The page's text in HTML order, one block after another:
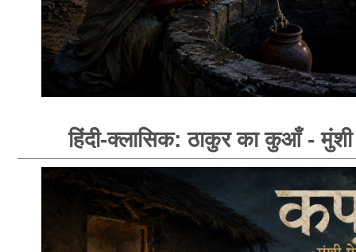
हिंदी-क्लासिक: ठाकुर का कुआँ -